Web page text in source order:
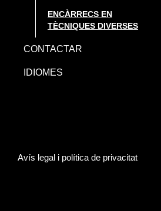
ENCÀRRECS EN
TÈCNIQUES DIVERSES
CONTACTAR
IDIOMES
Avís legal i política de privacitat